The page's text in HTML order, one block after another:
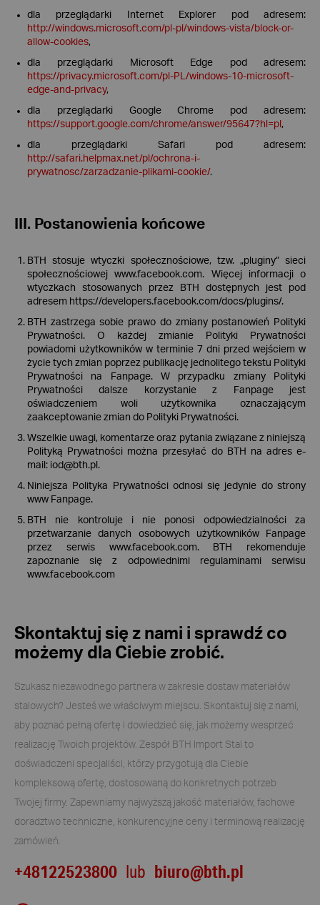
dla przeglądarki Internet Explorer pod adresem:
http://windows.microsoft.com/pl-pl/windows-vista/block-or-
allow-cookies,
dla przeglądarki Microsoft Edge pod adresem:
https://privacy.microsoft.com/pl-PL/windows-10-microsoft-
edge-and-privacy,
dla przeglądarki Google Chrome pod adresem:
https://support.google.com/chrome/answer/95647?hl=pl ,
dla przeglądarki Safari pod adresem:
http://safari.helpmax.net/pl/ochrona-i-
prywatnosc/zarzadzanie-plikami-cookie/.
III. Postanowienia końcowe
BTH stosuje wtyczki społecznościowe, tzw. „pluginy” sieci
społecznościowej www.facebook.com. Więcej informacji o
wtyczkach stosowanych przez BTH dostępnych jest pod
adresem https://developers.facebook.com/docs/plugins/.
BTH zastrzega sobie prawo do zmiany postanowień Polityki
Prywatności. O każdej zmianie Polityki Prywatności
powiadomi użytkowników w terminie 7 dni przed wejściem w
życie tych zmian poprzez publikację jednolitego tekstu Polityki
Prywatności na Fanpage. W przypadku zmiany Polityki
Prywatności dalsze korzystanie z Fanpage jest
oświadczeniem woli użytkownika oznaczającym
zaakceptowanie zmian do Polityki Prywatności.
Wszelkie uwagi, komentarze oraz pytania związane z niniejszą
Polityką Prywatności można przesyłać do BTH na adres e-
mail: iod@bth.pl .
Niniejsza Polityka Prywatności odnosi się jedynie do strony
www Fanpage.
BTH nie kontroluje i nie ponosi odpowiedzialności za
przetwarzanie danych osobowych użytkowników Fanpage
przez serwis www.facebook.com. BTH rekomenduje
zapoznanie się z odpowiednimi regulaminami serwisu
www.facebook.com
Skontaktuj się z nami i sprawdź co
możemy dla Ciebie zrobić.
Szukasz niezawodnego partnera w zakresie dostaw materiałów
stalowych? Jesteś we właściwym miejscu. Skontaktuj się z nami,
aby poznać pełną ofertę i dowiedzieć się, jak możemy wesprzeć
realizację Twoich projektów. Zespół BTH Import Stal to
doświadczeni specjaliści, którzy przygotują dla Ciebie
kompleksową ofertę, dostosowaną do konkretnych potrzeb
Twojej firmy. Zapewniamy najwyższą jakość materiałów, fachowe
doradztwo techniczne, konkurencyjne ceny i terminową realizację
zamówień.
+48122523800 lub biuro@bth.pl